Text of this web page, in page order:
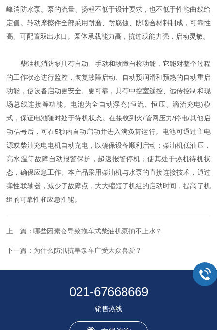
峰消防水泵。泵的流量、扬程不低于设计要求，也不低于性能曲线给
定值。转动摩擦件全部采用耐磨、耐腐蚀、防啮合材料制成，可靠性
高。可配置双出水口。泵体承载能力高，抗过载能力强，启动灵敏。
柴油机消防泵具有自动、手动和故障自检功能，它能对整个过程
的工作状态进行监控，恢复故障启动、自动预润滑和预热的自动重启
功能，使设备启动更安全、更可靠，具有中控室遥控、远传控制和现
场总线连接等功能。电池为全自动浮充(恒流、恒压、滴流充电)模
式，保证电池随时处于待机状态。在接收到火/管网压力/停电/其他启
动信号后，可在5秒内自动启动并进入满负荷运行。电池可通过主电
源或柴油充电电机自动充电，以确保设备顺利启动；柴油机低油压，
高水温等故障自动报警保护，超速报警停机；使其处于热机待机状
态，确保应急工作。本产品采用柴油机与水泵的直接连接技术，通过
弹性联轴器，减少了故障点，大大缩短了机组的启动时间，提高了机
组的可靠性和应急性能。
上一篇：哪些因素会导致拖车式柴油机泵抽不上水？
下一篇： 为什么防汛抗旱泵车广受大众喜爱？
021-67668669
销售热线